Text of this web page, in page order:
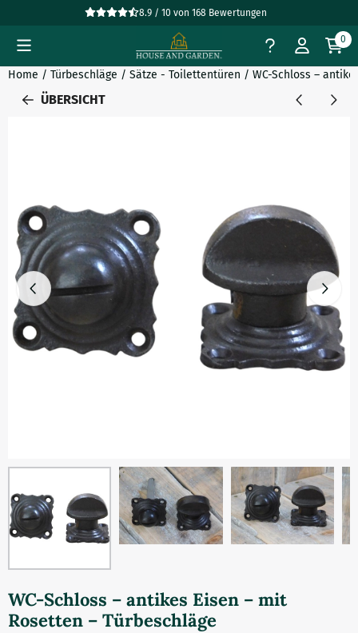
Cookie-Einstellungen verfügbar. Einstellungen wählen oder
8.9 / 10 von 168 Bewertungen
0
Home / Türbeschläge / Sätze - Toilettentüren / WC-Schloss –
ÜBERSICHT
WC-Schloss – antikes Eisen – mit
Rosetten – Türbeschläge